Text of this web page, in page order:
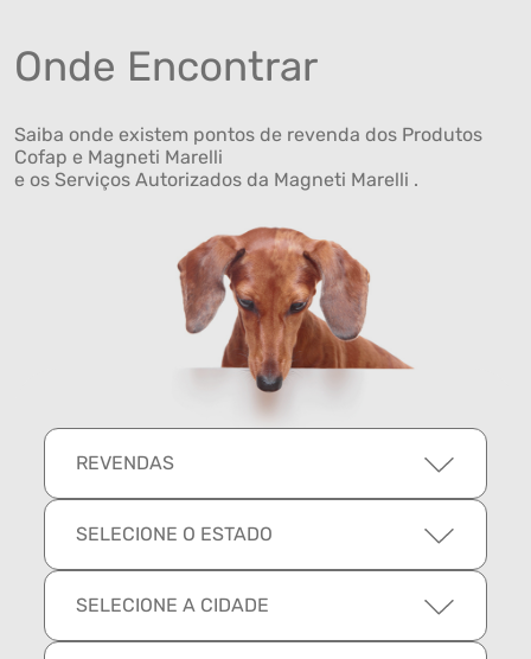
Onde Encontrar
Saiba onde existem pontos de revenda dos Produtos
Cofap e Magneti Marelli
e os Serviços Autorizados da Magneti Marelli .
REVENDAS
SELECIONE O ESTADO
SELECIONE A CIDADE